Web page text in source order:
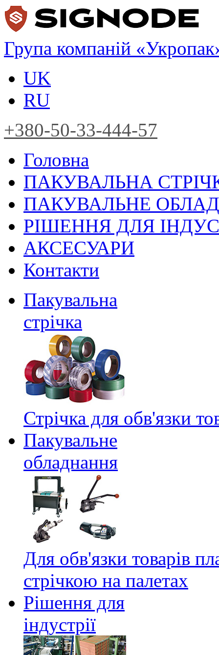
Група компаній
UK
RU
+380-50-33-444-57
Головна
ПАКУВАЛЬНА
ПАКУВАЛЬНЕ
РІШЕННЯ ДЛЯ
АКСЕСУАРИ
Контакти
Пакувальна
стрічка
Стрічка для обв'язки
Пакувальне
обладнання
Для обв'язки товарів
стрічкою на палетах
Рішення для
індустрії